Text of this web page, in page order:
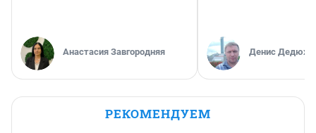
Анастасия Завгородняя Денис
РЕКОМЕНДУЕМ